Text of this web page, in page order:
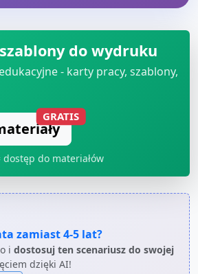
do wydruku
- karty pracy, szablony,
GRATIS
do materiałów
zamiast4-5 lat?
i dostosuj ten scenariusz do swojej
dzięki AI!